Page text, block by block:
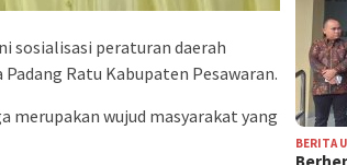
sosialisasi peraturan daerah
Ratu Kabupaten Pesawaran.
merupakan wujud masyarakat yang
BERITA